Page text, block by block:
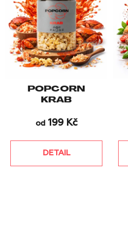
POPCORN
KRAB
od199 Kč
DETAIL